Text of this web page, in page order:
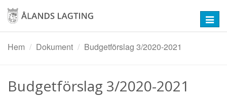
Hoppa
huvudinnehåll
Hem
Dokument Budgetförslag 3/2020-2021
Budgetförslag 3/2020-2021